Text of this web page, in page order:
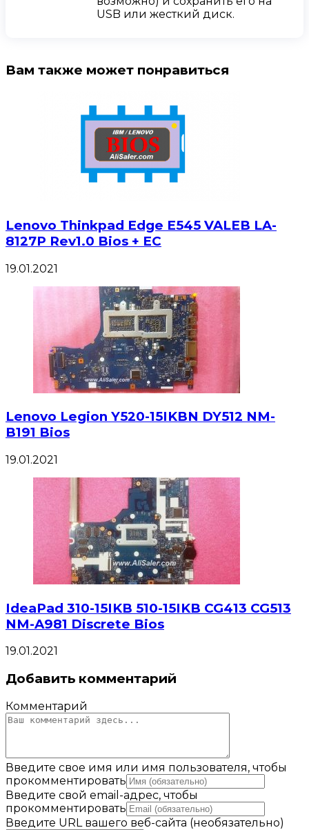
USB или жесткий диск.
Вам также может понравиться
Lenovo Thinkpad Edge E545 VALEB LA-
8127P Rev1.0 Bios + EC
19.01.2021
Lenovo Legion Y520-15IKBN DY512 NM-
B191 Bios
19.01.2021
IdeaPad 310-15IKB 510-15IKB CG413 CG513
NM-A981 Discrete Bios
19.01.2021
Добавить комментарий
Комментарий
Введите свое имя или имя пользователя, чтобы
прокомментировать
Введите свой email-адрес, чтобы
прокомментировать
Введите URL вашего веб-сайта (необязательно)